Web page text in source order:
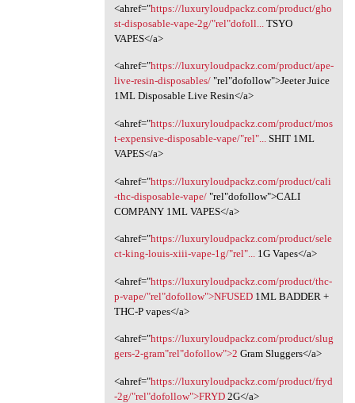
<ahref="https://luxuryloudpackz.com/product/gho
st-disposable-vape-2g/"rel"dofoll...
TSYO
VAPES</a>
<ahref="https://luxuryloudpackz.com/product/ape-
live-resin-disposables/‎"rel"dofollow">Jeeter Juice
1ML Disposable Live Resin</a>
<ahref="https://luxuryloudpackz.com/product/mos
t-expensive-disposable-vape/"rel"...SHIT 1ML
VAPES</a>
<ahref="https://luxuryloudpackz.com/product/cali
-thc-disposable-vape/‎"rel"dofollow">CALI
COMPANY 1ML VAPES</a>
<ahref="https://luxuryloudpackz.com/product/sele
ct-king-louis-xiii-vape-1g/"rel"...1G Vapes</a>
<ahref="https://luxuryloudpackz.com/product/thc-
p-vape/"rel"dofollow">NFUSED1ML BADDER +
THC-P vapes</a>
<ahref="https://luxuryloudpackz.com/product/slug
gers-2-gram"rel"dofollow">2 Gram Sluggers</a>
<ahref="https://luxuryloudpackz.com/product/fryd
-2g/"rel"dofollow">FRYD2G</a>